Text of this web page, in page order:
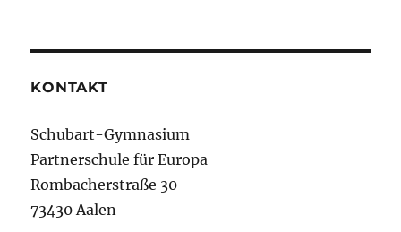
KONTAKT
Schubart-Gymnasium
Partnerschule für Europa
Rombacherstraße 30
73430 Aalen